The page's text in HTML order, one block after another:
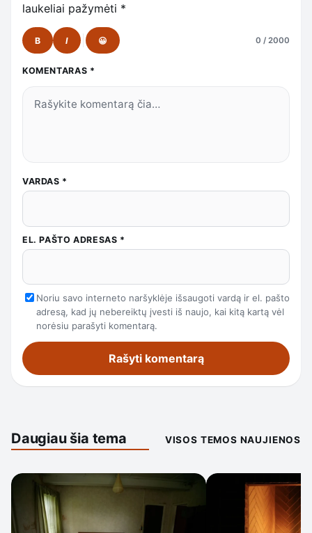
laukeliai pažymėti *
B I 😀 0 / 2000
KOMENTARAS *
VARDAS *
EL. PAŠTO ADRESAS *
Noriu savo interneto naršyklėje išsaugoti vardą ir el. pašto
adresą, kad jų nebereiktų įvesti iš naujo, kai kitą kartą vėl
norėsiu parašyti komentarą.
Daugiau šia tema VISOS TEMOS NAUJIENOS